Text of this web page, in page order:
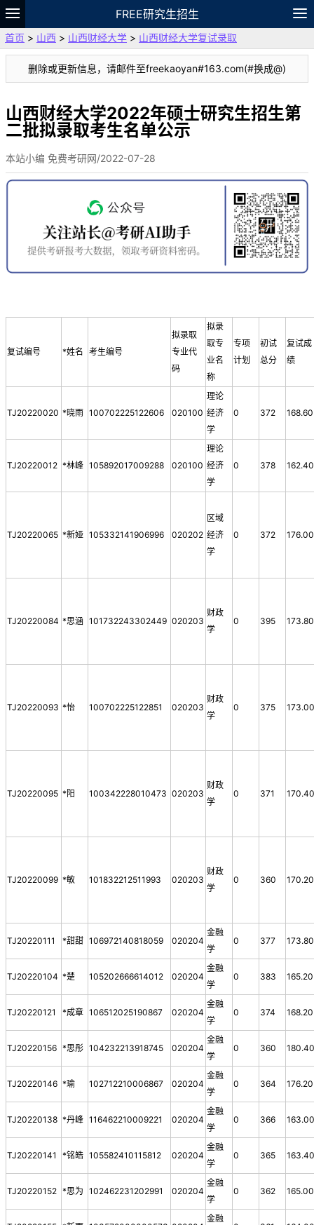
FREE研究生招生
题库
故事 专题 APP 笔记
论坛
VIP
资料
首页 > 山西 > 山西财经大学 > 山西财经大学复试录取
删除或更新信息，请邮件至freekaoyan#163.com(#换成@)
山西财经大学2022年硕士研究生招生第
二批拟录取考生名单公示
本站小编 免费考研网/2022-07-28
复试编号 *姓名 考生编号
拟录取
专业代
码
拟录
取专
业名
称
专项
计划
初试
总分
复试成
绩
TJ20220020 *晓雨 100702225122606 020100
理论
经济
学
0 372 168.60
TJ20220012 *林峰 105892017009288 020100
理论
经济
学
0 378 162.40
TJ20220065 *新娅 105332141906996 020202
区域
经济
学
0 372 176.00
TJ20220084 *思涵 101732243302449 020203
财政
学
0 395 173.80
TJ20220093 *怡 100702225122851 020203
财政
学
0 375
TJ20220095 *阳 100342228010473 020203
财政
学
0 371
TJ20220099 *敏 101832212511993 020203
财政
学
0 360 170.20
TJ20220111 *甜甜 106972140818059 020204
金融
学
0 377 173.80
TJ20220104 *楚 105202666614012 020204
金融
学
0 383 165.20
TJ20220121 *成章 106512025190867 020204
金融
学
0 374 168.20
TJ20220156 *思彤 104232213918745 020204
金融
学
0 360
TJ20220146 *瑜 102712210006867 020204
金融
学
0 364 176.20
TJ20220138 *丹峰 116462210009221 020204
金融
学
0 366
TJ20220141 *铭皓 105582410115812 020204
金融
学
0 365
TJ20220152 *思为 102462231202991 020204
金融
学
0 362 165.00
金融